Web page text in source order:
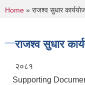
You are
Home » राजश्व सुधार
राजश्व सुधार
२०८१
Supporting